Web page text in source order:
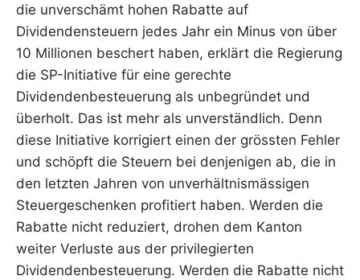
die unverschämt hohen Rabatte auf
Dividendensteuern jedes Jahr ein Minus von über
10 Millionen beschert haben, erklärt die Regierung
die SP-Initiative für eine gerechte
Dividendenbesteuerung als unbegründet und
überholt. Das ist mehr als unverständlich. Denn
diese Initiative korrigiert einen der grössten Fehler
und schöpft die Steuern bei denjenigen ab, die in
den letzten Jahren von unverhältnismässigen
Steuergeschenken profitiert haben. Werden die
Rabatte nicht reduziert, drohen dem Kanton
weiter Verluste aus der privilegierten
Dividendenbesteuerung. Werden die Rabatte nicht